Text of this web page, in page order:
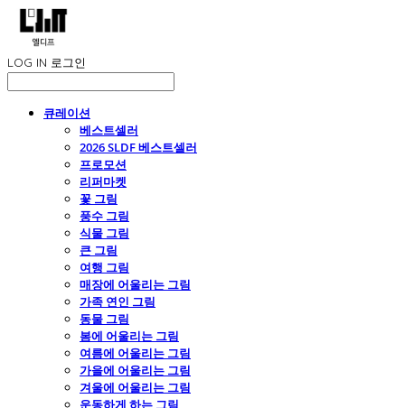
LOG IN 로그인
큐레이션
베스트셀러
2026 SLDF 베스트셀러
프로모션
리퍼마켓
꽃 그림
풍수 그림
식물 그림
큰 그림
여행 그림
매장에 어울리는 그림
가족 연인 그림
동물 그림
봄에 어울리는 그림
여름에 어울리는 그림
가을에 어울리는 그림
겨울에 어울리는 그림
운동하게 하는 그림